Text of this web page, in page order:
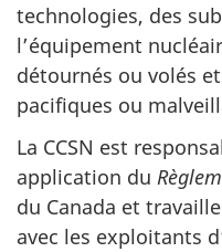
technologies, des
l’équipement
détournés ou volés
pacifiques ou
La CCSN est
application du
du Canada et
avec les exploitants